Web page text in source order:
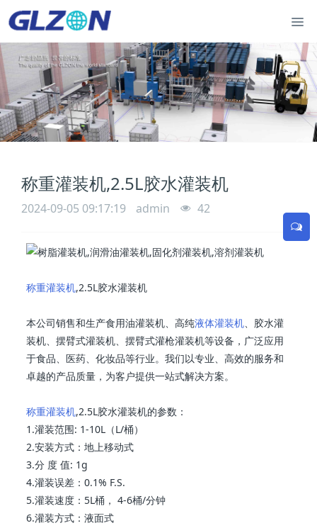
称重灌装机,2.5L胶水灌装机
2024-09-05 09:17:19 admin 42
称重灌装机,2.5L胶水灌装机
本公司销售和生产食用油灌装机、高纯液体灌装机、胶水灌
装机、摆臂式灌装机、摆臂式灌枪灌装机等设备，广泛应用
于食品、医药、化妆品等行业。我们以专业、高效的服务和
卓越的产品质量，为客户提供一站式解决方案。
称重灌装机,2.5L胶水灌装机的参数：
1.灌装范围: 1-10L（L/桶）
2.安装方式：地上移动式
3.分 度 值: 1g
4.灌装误差：0.1% F.S.
5.灌装速度：5L桶， 4-6桶/分钟
6.灌装方式：液面式